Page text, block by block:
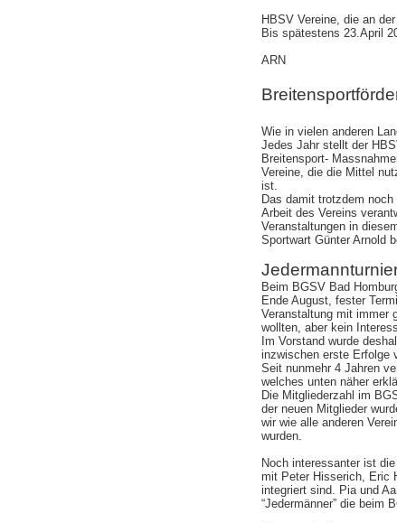
HBSV Vereine, die an
Bis spätestens 23.April
ARN
Wie in vielen anderen
Jedes Jahr stellt der
Breitensport-
Vereine, die die Mittel
ist.
Das damit trotzdem
Arbeit des Vereins
Veranstaltungen in
Sportwart Günter Arnold
Beim BGSV Bad
Ende August, fester
Veranstaltung mit immer
wollten, aber kein
Im Vorstand wurde
inzwischen erste Erfolge
Seit nunmehr 4 Jahren
welches unten näher
Die Mitgliederzahl im
der neuen Mitglieder
wir wie alle anderen
wurden.
Noch interessanter ist
mit Peter Hisserich, Eric
integriert sind. Pia und
“Jedermänner” die beim